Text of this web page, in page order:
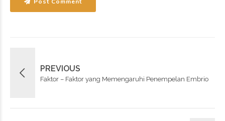
PREVIOUS
Faktor – Faktor yang Memengaruhi Penempelan Embrio